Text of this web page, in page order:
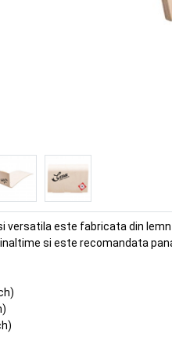
versatila este fabricata din
si este recomandata